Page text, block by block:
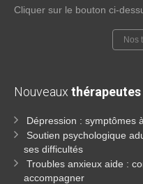
Cliquer sur le bouton ci-
Nos
Nouveaux thérapeutes
Dépression : symptômes
Soutien psychologique
ses difficultés
Troubles anxieux aide :
accompagner